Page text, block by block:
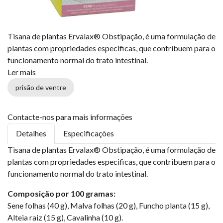
Tisana de plantas Ervalax® Obstipação, é uma formulação de
plantas com propriedades especificas, que contribuem para o
funcionamento normal do trato intestinal.
Ler mais
prisão de ventre
Contacte-nos para mais informações
Detalhes
Especificações
Tisana de plantas Ervalax® Obstipação, é uma formulação de
plantas com propriedades especificas, que contribuem para o
funcionamento normal do trato intestinal.
Composição por 100 gramas:
Sene folhas (40 g), Malva folhas (20 g), Funcho planta (15 g),
Alteia raiz (15 g), Cavalinha (10 g).